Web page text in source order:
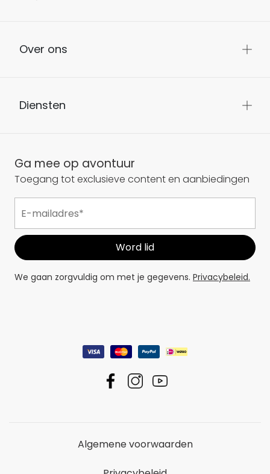
Over ons
Diensten
Ga mee op avontuur
Toegang tot exclusieve content en aanbiedingen
We gaan zorgvuldig om met je gegevens. Privacybeleid.
Algemene voorwaarden